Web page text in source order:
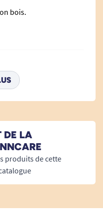
bois.
DE LA
produits de cette